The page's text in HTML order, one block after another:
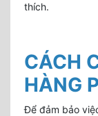
thích.
CÁCH
HÀNG
Để đảm bảo